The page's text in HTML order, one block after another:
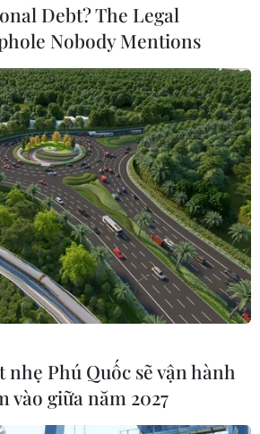
Tiên họp không chính
phủ Nhật Bản và Triều Tiên thảo
bên lề cuộc họp của Hội Chữ
Trung Quốc.
Debt? The Legal
Nobody Mentions
nhẹ Phú Quốc sẽ vận hành
vào giữa năm 2027